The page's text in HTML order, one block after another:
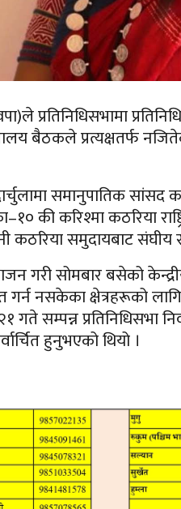
प्रतिनिधिसभामा
बैठकले प्रत्यक्षतर्फ
समानुपातिक सांसद
की करिश्मा कठरिया
कठरिया समुदायबाट संघीय
गरी सोमबार बसेको
गर्न नसकेका क्षेत्रहरूको
सम्पन्न प्रतिनिधिसभा
हुनुभएको थियो ।